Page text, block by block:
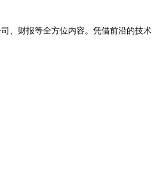
、财报等全方位内容。凭借前沿的技术